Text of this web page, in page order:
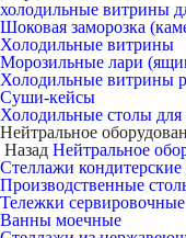
холодильные витрины
Шоковая заморозка
Холодильные витрины
Морозильные лари
Холодильные витрины
Суши-кейсы
Холодильные столы
Нейтральное
Назад Нейтральное
Стеллажи
Производственные
Тележки сервировочные
Ванны моечные